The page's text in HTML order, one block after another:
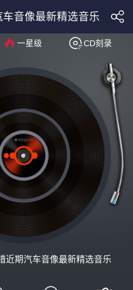
搜索
音像最新精选音乐
近期汽车音像最新精选音乐
一星级 CD刻录